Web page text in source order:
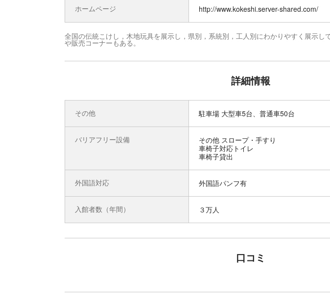
ホームページ http://www.kokeshi.server-shared.com/
全国の伝統こけし，木地玩具を展示し，県別，系統別，工人別にわかりやすく展示し
や販売コーナーもある。
詳細情報
その他 駐車場 大型車5台、普通車50台
バリアフリー設備
その他 スロープ・手すり
車椅子対応トイレ
車椅子貸出
外国語対応 外国語パンフ有
入館者数（年間） ３万人
口コミ